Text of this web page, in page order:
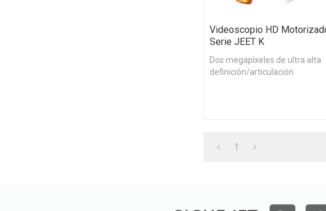
Videoscopio HD
Serie JEET K
Dos megapíxeles de ultra alta
definición/articulación
1